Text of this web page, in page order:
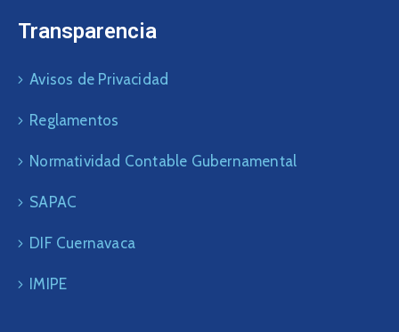
Transparencia
Avisos de Privacidad
Reglamentos
Normatividad Contable Gubernamental
SAPAC
DIF Cuernavaca
IMIPE